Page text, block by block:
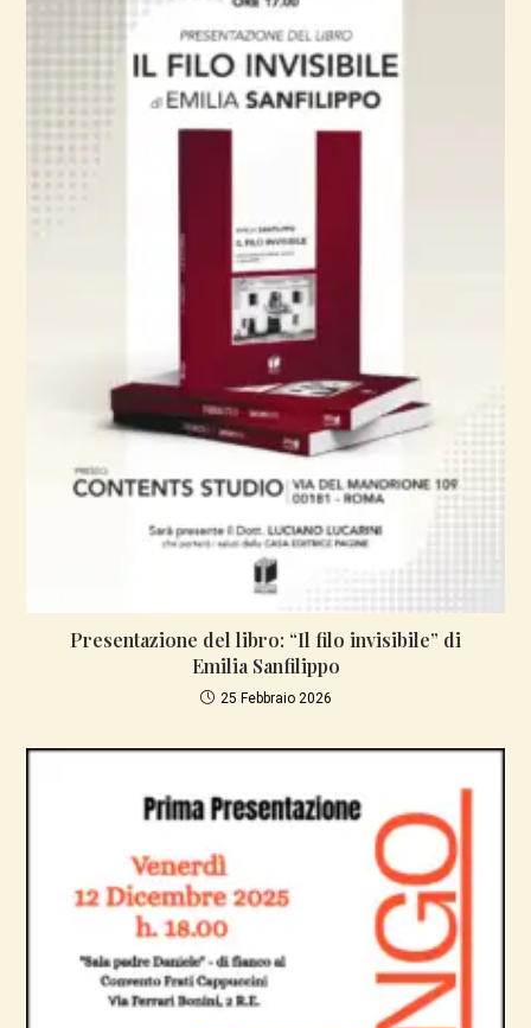
Presentazione del libro: “Il filo invisibile” di
Emilia Sanfilippo
25 Febbraio 2026